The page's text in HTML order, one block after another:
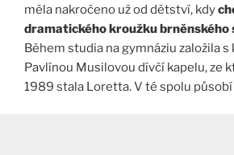
měla nakročeno už od dětství, kdy
dramatického kroužku brněnského
Během studia na gymnáziu založila s
Pavlínou Musilovou dívčí kapelu, ze
1989 stala Loretta. V té spolu